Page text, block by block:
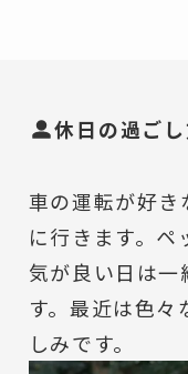
休日の過ご
車の運転が好き
に行きます。ペ
気が良い日は一
す。最近は色
しみです。